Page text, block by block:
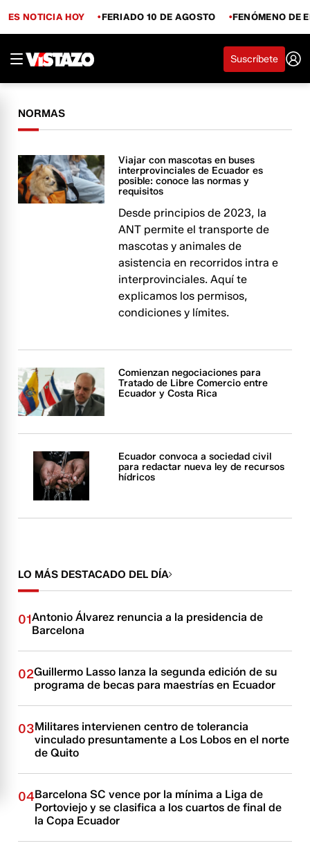
ES NOTICIA HOY FERIADO 10 DE AGOSTO FENÓMENO DE
Suscríbete
NORMAS
Viajar con mascotas en buses
interprovinciales de Ecuador es
posible: conoce las normas y
requisitos
Desde principios de 2023, la
ANT permite el transporte de
mascotas y animales de
asistencia en recorridos intra e
interprovinciales. Aquí te
explicamos los permisos,
condiciones y límites.
Comienzan negociaciones para
Tratado de Libre Comercio entre
Ecuador y Costa Rica
Ecuador convoca a sociedad civil
para redactar nueva ley de recursos
hídricos
LO MÁS DESTACADO DEL DÍA
01Antonio Álvarez renuncia a la presidencia de
Barcelona
02Guillermo Lasso lanza la segunda edición de su
programa de becas para maestrías en Ecuador
03Militares intervienen centro de tolerancia
vinculado presuntamente a Los Lobos en el norte
de Quito
04Barcelona SC vence por la mínima a Liga de
Portoviejo y se clasifica a los cuartos de final de
la Copa Ecuador